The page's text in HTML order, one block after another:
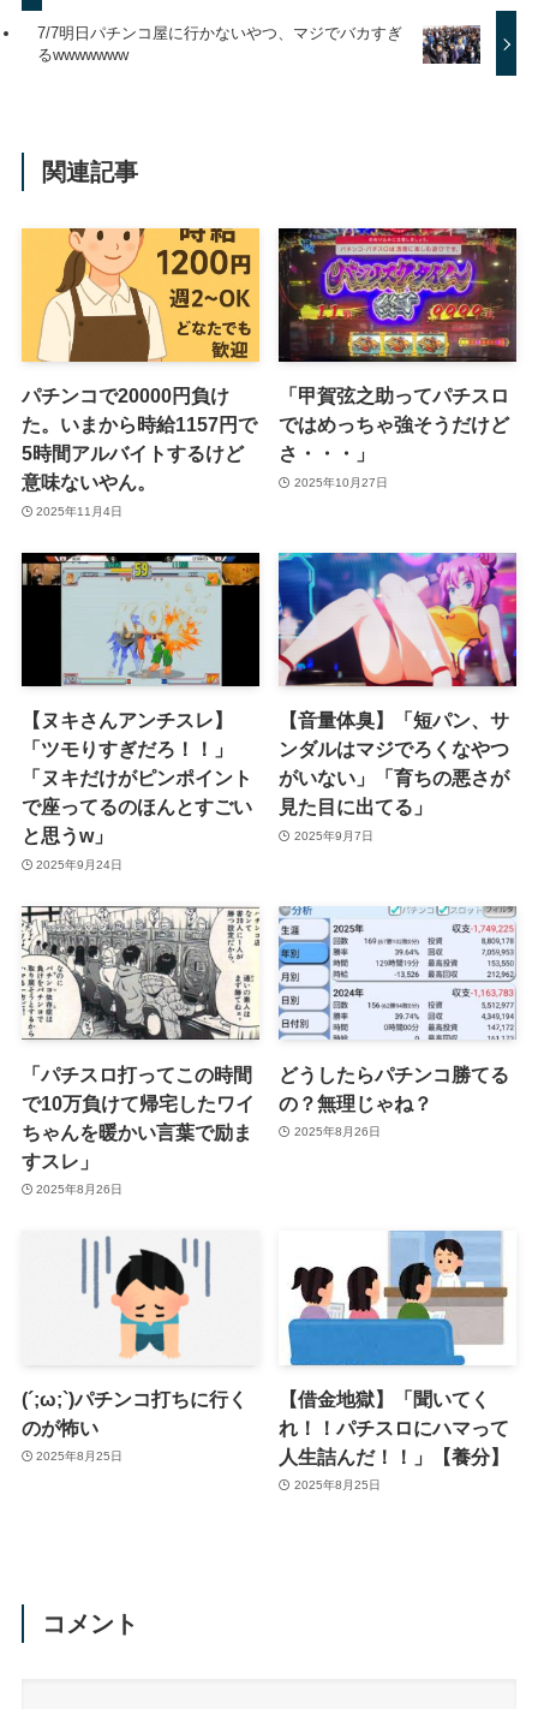
7/7明日パチンコ屋に行かないやつ、マジでバカすぎ
るwwwwwww
関連記事
パチンコで20000円負け
た。いまから時給1157円で
5時間アルバイトするけど
意味ないやん。
2025年11月4日
「甲賀弦之助ってパチスロ
ではめっちゃ強そうだけど
さ・・・」
2025年10月27日
【ヌキさんアンチスレ】
「ツモりすぎだろ！！」
「ヌキだけがピンポイント
で座ってるのほんとすごい
と思うw」
2025年9月24日
【音量体臭】「短パン、サ
ンダルはマジでろくなやつ
がいない」「育ちの悪さが
見た目に出てる」
2025年9月7日
「パチスロ打ってこの時間
で10万負けて帰宅したワイ
ちゃんを暖かい言葉で励ま
すスレ」
2025年8月26日
どうしたらパチンコ勝てる
の？無理じゃね？
2025年8月26日
(´;ω;`)パチンコ打ちに行く
のが怖い
2025年8月25日
【借金地獄】「聞いてく
れ！！パチスロにハマって
人生詰んだ！！」【養分】
2025年8月25日
コメント